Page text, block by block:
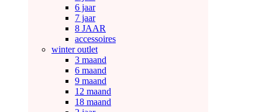
6 jaar
7 jaar
8 JAAR
accessoires
winter outlet
3 maand
6 maand
9 maand
12 maand
18 maand